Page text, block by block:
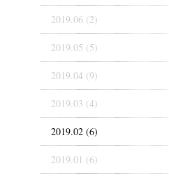
2019.06 (2)
2019.05 (5)
2019.04 (9)
2019.03 (4)
2019.02 (6)
2019.01 (6)